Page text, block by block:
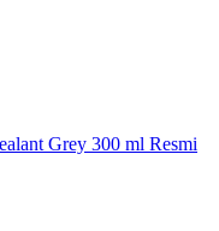
Grey 300 ml Resmi